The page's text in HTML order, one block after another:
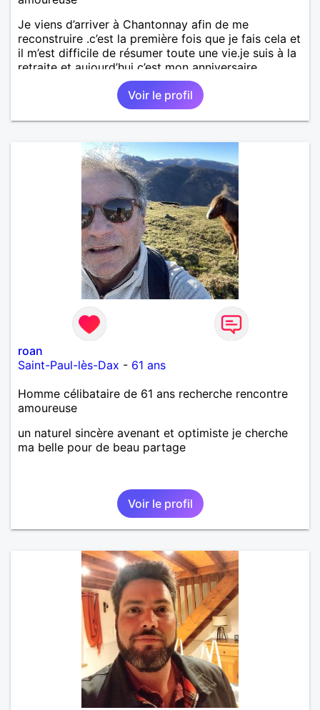
Je viens d’arriver à Chantonnay afin de me
reconstruire .c’est la première fois que je fais cela et
il m’est difficile de résumer toute une vie.je suis à la
retraite et aujourd’hui c’est mon anniversaire
!J’aimerais rencontrer quelqu’un qui partage les
mêmes valeurs qui font de quelqu’un un être humain
Voir le profil
roan
Saint-Paul-lès-Dax - 61 ans
Homme célibataire de 61 ans recherche rencontre
amoureuse
un naturel sincère avenant et optimiste je cherche
ma belle pour de beau partage
Voir le profil